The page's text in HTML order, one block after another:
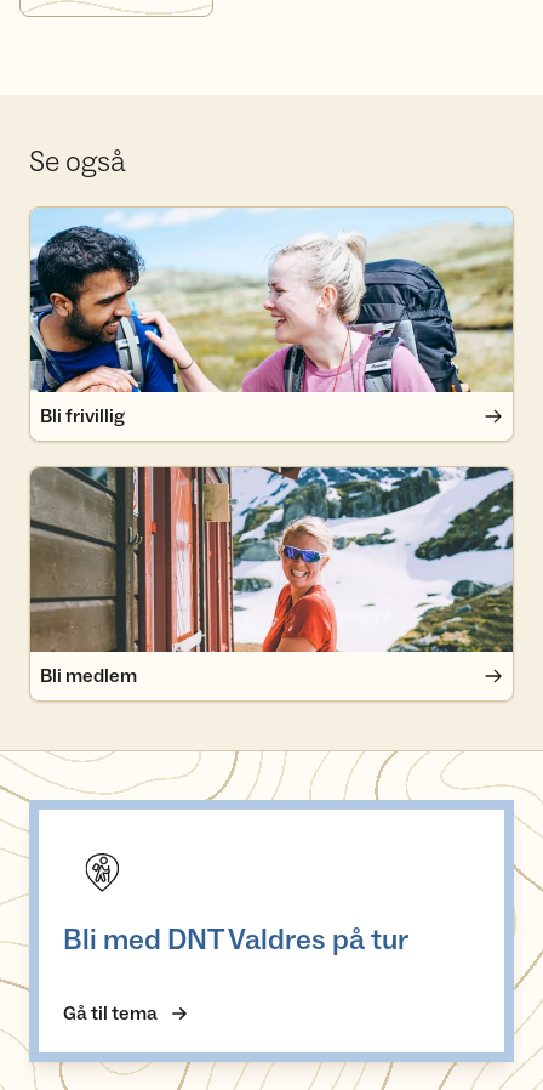
Se også
Bli frivillig
Bli frivillig
Bli medlem
Bli medlem
Bli med DNT Valdres på tur
Gå til tema